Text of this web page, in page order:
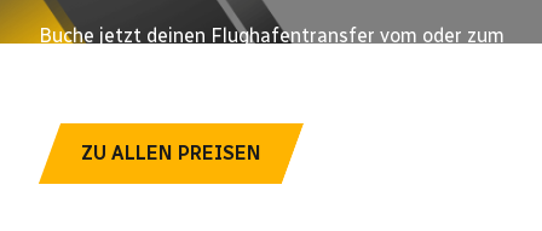
Buche jetzt deinen Flughafentransfer vom oder zum
ZU ALLEN PREISEN